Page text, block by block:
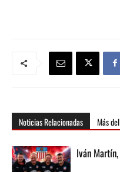
Noticias Relacionadas Más
Iván